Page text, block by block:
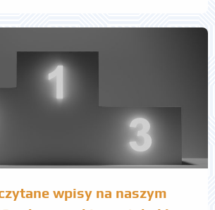
wpisy na naszym